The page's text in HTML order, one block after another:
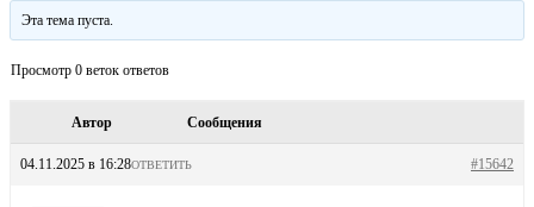
Эта тема пуста.
Просмотр 0 веток ответов
Автор Сообщения
04.11.2025 в 16:28 #15642
ОТВЕТИТЬ